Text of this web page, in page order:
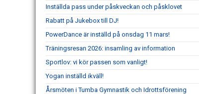
Inställda pass under påskveckan och påsklovet
Rabatt på Jukebox till DJ!
PowerDance är inställd på onsdag 11 mars!
Träningsresan 2026: insamling av information
Sportlov: vi kör passen som vanligt!
Yogan inställd ikväll!
Årsmöten i Tumba Gymnastik och Idrottsförening